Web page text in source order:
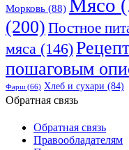
Морковь (88) Мясо
(200) Постное
мяса (146)
пошаговым
Фарш(66) Хлеб и сухари (84)
Обратная связь
Обратная связь
Правообладателям